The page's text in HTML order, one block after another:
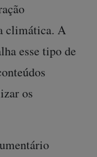
climática. A
esse tipo de
os